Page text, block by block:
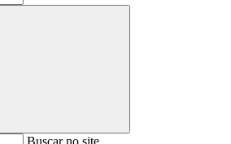
BuscarBuscar no site